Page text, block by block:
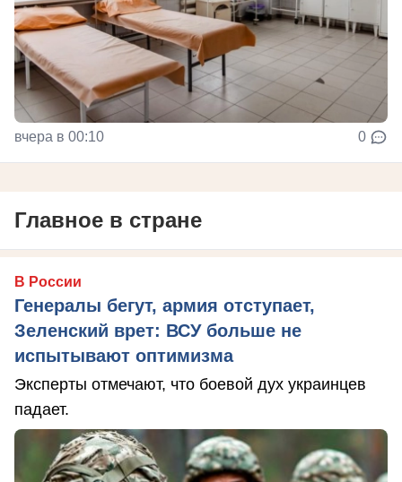
вчера в 00:10 0
Главное в стране
В России
Генералы бегут, армия отступает,
Зеленский врет: ВСУ больше не
испытывают оптимизма
Эксперты отмечают, что боевой дух украинцев
падает.